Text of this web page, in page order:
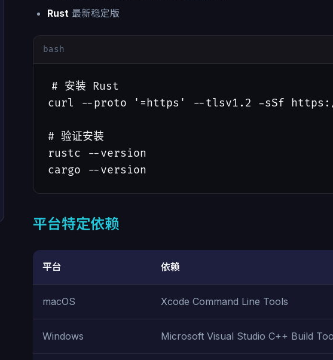
Rust 最新稳定版
bash
# 安装 Rust
curl --proto '=https' --tlsv1.2 -sSf
# 验证安装
rustc --version
cargo --version
平台特定依赖
平台 依赖
macOS Xcode Command Line Tools
Windows Microsoft Visual Studio C++ Build